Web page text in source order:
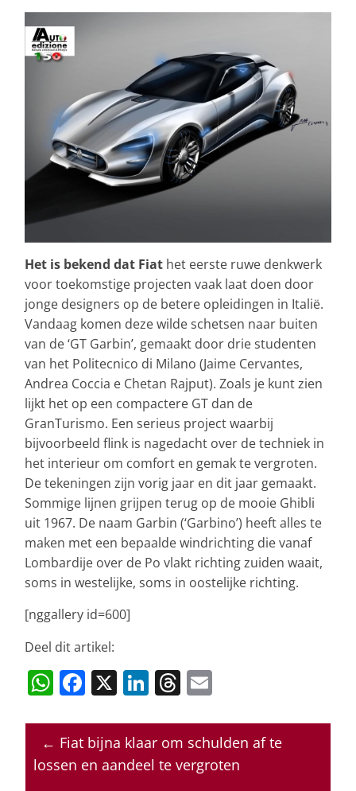
Het is bekend dat Fiat het eerste ruwe denkwerk
voor toekomstige projecten vaak laat doen door
jonge designers op de betere opleidingen in Italië.
Vandaag komen deze wilde schetsen naar buiten
van de ‘GT Garbin’, gemaakt door drie studenten
van het Politecnico di Milano (Jaime Cervantes,
Andrea Coccia e Chetan Rajput). Zoals je kunt zien
lijkt het op een compactere GT dan de
GranTurismo. Een serieus project waarbij
bijvoorbeeld flink is nagedacht over de techniek in
het interieur om comfort en gemak te vergroten.
De tekeningen zijn vorig jaar en dit jaar gemaakt.
Sommige lijnen grijpen terug op de mooie Ghibli
uit 1967. De naam Garbin (‘Garbino’) heeft alles te
maken met een bepaalde windrichting die vanaf
Lombardije over de Po vlakt richting zuiden waait,
soms in westelijke, soms in oostelijke richting.
[nggallery id=600]
Deel dit artikel:
W
at
s
F
c
e
X Li
k
e
T
re
a
ai
l
← Fiat bijna klaar om schulden af te
lossen en aandeel te vergroten